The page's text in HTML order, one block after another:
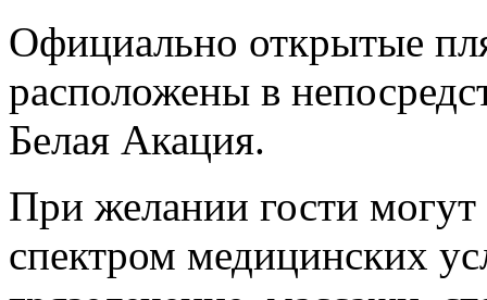
Официально открытые
расположены в
Белая Акация.
При желании гости
спектром медицинских